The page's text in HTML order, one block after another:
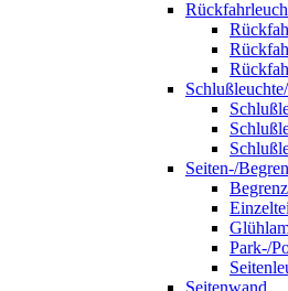
Seiten-/
Park-/
Seitenwand